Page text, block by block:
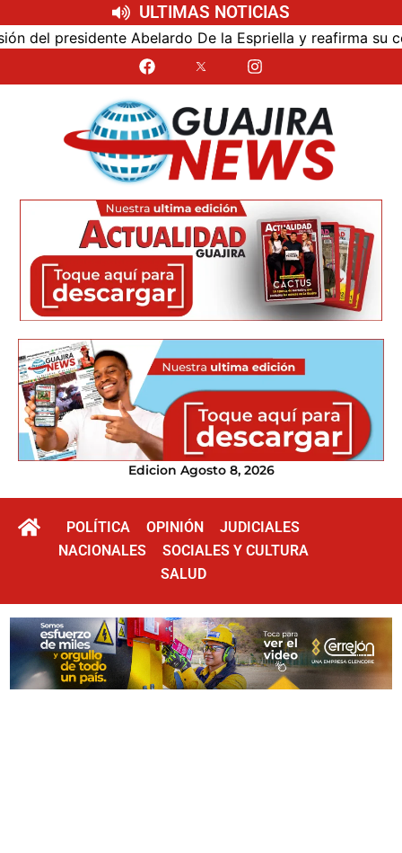
ULTIMAS NOTICIAS
Abelardo De la Espriella y reafirma su cercanía
Edicion Agosto 8, 2026
POLÍTICA OPINIÓN
JUDICIALES
NACIONALES
SOCIALES Y CULTURA
SALUD